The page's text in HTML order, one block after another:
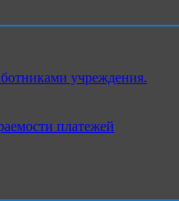
учреждения.
платежей